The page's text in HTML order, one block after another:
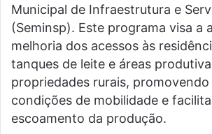
Municipal de Infraestrutura e
(Seminsp). Este programa visa a
melhoria dos acessos às
tanques de leite e áreas
propriedades rurais,
condições de mobilidade e
escoamento da produção.